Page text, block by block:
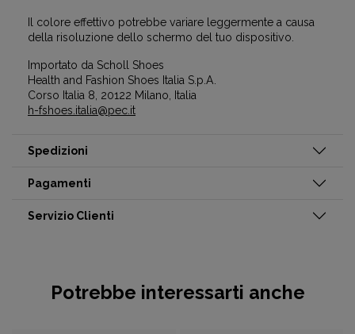
Il colore effettivo potrebbe variare leggermente a causa
della risoluzione dello schermo del tuo dispositivo.
Importato da Scholl Shoes
Health and Fashion Shoes Italia S.p.A.
Corso Italia 8, 20122 Milano, Italia
h-fshoes.italia@pec.it
Spedizioni
Pagamenti
Servizio Clienti
Potrebbe interessarti anche